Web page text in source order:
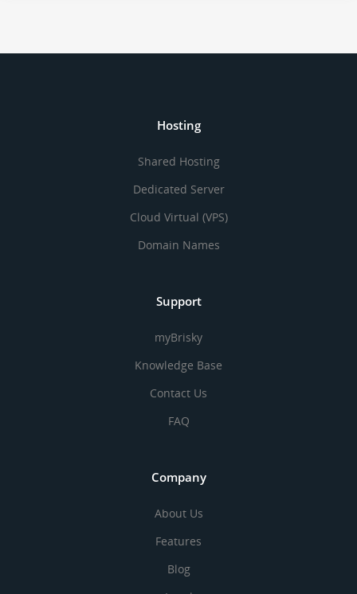
Hosting
Shared Hosting
Dedicated Server
Cloud Virtual (VPS)
Domain Names
Support
myBrisky
Knowledge Base
Contact Us
FAQ
Company
About Us
Features
Blog